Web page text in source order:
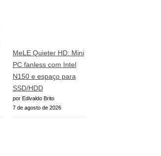
MeLE Quieter HD: Mini
PC fanless com Intel
N150 e espaço para
SSD/HDD
por Edivaldo Brito
7 de agosto de 2026